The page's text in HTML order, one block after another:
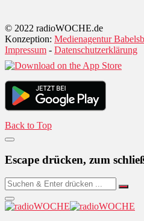
© 2022 radioWOCHE.de
Konzeption: Medienagentur
Impressum - Datenschutzerklärung
Back to Top
Escape drücken, zum